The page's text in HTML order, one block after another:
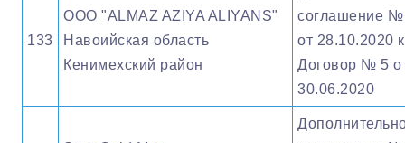
133
ООО "ALMAZ AZIYA ALIYANS"
Навоийская область
Кенимехский район
соглашение №
от 28.10.2020 к
Договор № 5
30.06.2020